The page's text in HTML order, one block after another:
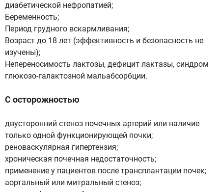
диабетической нефропатией;
Беременность;
Период грудного вскармливания;
Возраст до 18 лет (эффективность и безопасность не
изучены);
Непереносимость лактозы, дефицит лактазы, синдром
глюкозо-галактозной мальабсорбции.
С осторожностью
двусторонний стеноз почечных артерий или наличие
только одной функционирующей почки;
реноваскулярная гипертензия;
хроническая почечная недостаточность;
применение у пациентов после трансплантации почек;
аортальный или митральный стеноз;